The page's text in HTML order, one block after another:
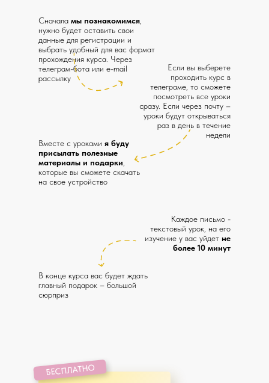
Сначала мы познакомимся
нужно будет оставить свои
данные для регистрации и
выбрать удобный для вас формат
прохождения курса. Через
телеграм-бота или e-mail
рассылку
Если вы выберете
проходить курс в
телеграме, то сможете
посмотреть все уроки
сразу. Если через почту –
уроки будут открываться
раз в день в течение
недели
Вместе с уроками я буду
присылать полезные
материалы и подарки
которые вы cможете скачать
на свое устройство
Каждое письмо -
текстовый урок, на его
изучение у вас уйдет не
более 10 минут
В конце курса вас будет ждать
главный подарок – большой
сюрприз
БЕСПЛАТНО